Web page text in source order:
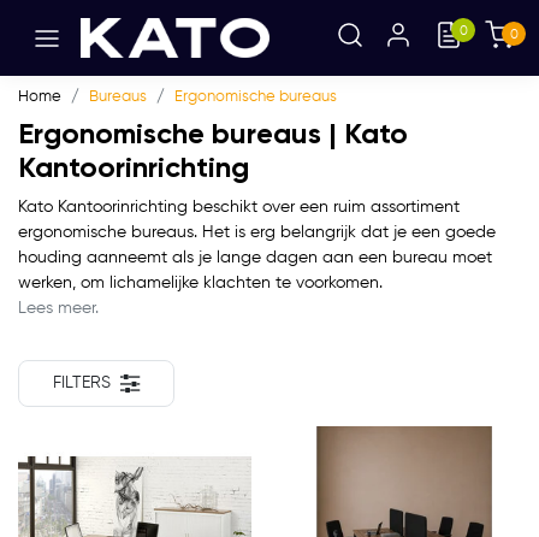
0 0
Home Bureaus Ergonomische bureaus
Ergonomische bureaus | Kato
Kantoorinrichting
Kato Kantoorinrichting beschikt over een ruim assortiment
ergonomische bureaus. Het is erg belangrijk dat je een goede
houding aanneemt als je lange dagen aan een bureau moet
werken, om lichamelijke klachten te voorkomen.
Lees meer.
FILTERS